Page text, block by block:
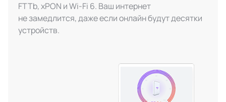
FTTb, xPON и Wi-Fi 6. Ваш интернет
не замедлится, даже если онлайн будут десятки
устройств.